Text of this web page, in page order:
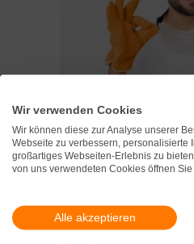
Wir verwenden Cookies
Wir können diese zur Analyse unserer
Webseite zu verbessern, personalisierte
großartiges Webseiten-Erlebnis zu
von uns verwendeten Cookies öffnen
Alle akzeptieren